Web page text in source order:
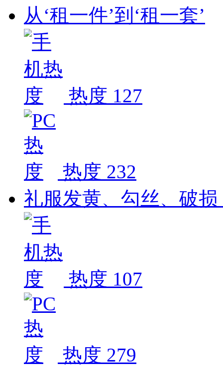
从‘租一件’到‘租一套’
热度 127
热度 232
礼服发黄、勾丝、破
热度 107
热度 279